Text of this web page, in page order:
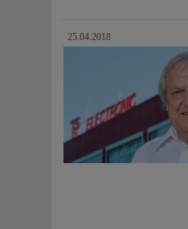
25.04.2018